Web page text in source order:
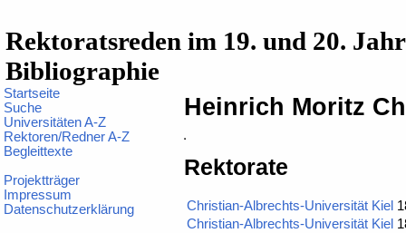
Rektoratsreden im 19. und 20.
Bibliographie
Startseite
Suche
Universitäten A-Z
Rektoren/Redner A-Z
Begleittexte
Projektträger
Impressum
Datenschutzerklärung
Heinrich Moritz
Rektorate
Christian-Albrechts-Universität Kiel
Christian-Albrechts-Universität Kiel